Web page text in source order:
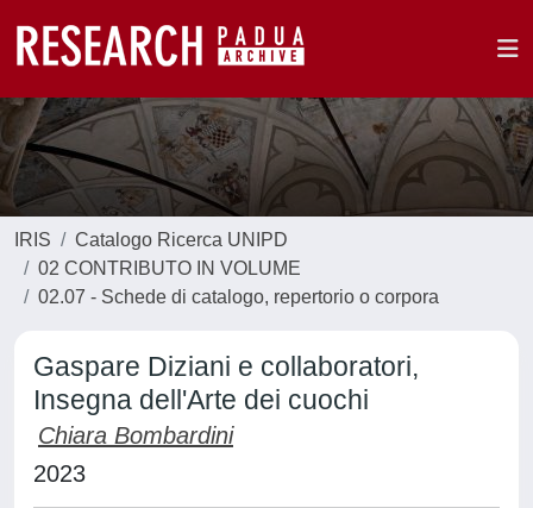
IRIS
Catalogo Ricerca UNIPD
02 CONTRIBUTO IN VOLUME
02.07 - Schede di catalogo, repertorio o corpora
Gaspare Diziani e collaboratori,
Insegna dell'Arte dei cuochi
Chiara Bombardini
2023